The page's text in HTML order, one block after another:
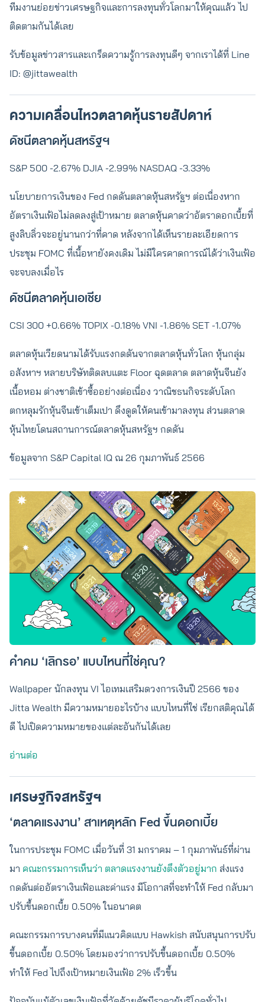
ทีมงานย่อยข่าวเศรษฐกิจและการลงทุนทั่วโลกมาให้คุณแล้ว ไป
ติดตามกันได้เลย
รับข้อมูลข่าวสารและเกร็ดความรู้การลงทุนดีๆ จากเราได้ที่ Line
ID: @jittawealth
ความเคลื่อนไหวตลาดหุ้นรายสัปดาห์
ดัชนีตลาดหุ้นสหรัฐฯ
S&P 500 -2.67% DJIA -2.99% NASDAQ -3.33%
นโยบายการเงินของ Fed กดดันตลาดหุ้นสหรัฐฯ ต่อเนื่องหาก
อัตราเงินเฟ้อไม่ลดลงสู่เป้าหมาย ตลาดหุ้นคาดว่าอัตราดอกเบี้ยที่
สูงลิบลิ่วจะอยู่นานกว่าที่คาด หลังจากได้เห็นรายละเอียดการ
ประชุม FOMC ที่เนื้อหายังคงเดิม ไม่มีใครคาดการณ์ได้ว่าเงินเฟ้อ
จะจบลงเมื่อไร
ดัชนีตลาดหุ้นเอเชีย
CSI 300 +0.66% TOPIX -0.18% VNI -1.86% SET -1.07%
ตลาดหุ้นเวียดนามได้รับแรงกดดันจากตลาดหุ้นทั่วโลก หุ้นกลุ่ม
อสังหาฯ หลายบริษัทติดลบแตะ Floor ฉุดตลาด ตลาดหุ้นจีนยัง
เนื้อหอม ต่างชาติเข้าซื้ออย่างต่อเนื่อง วาณิชธนกิจระดับโลก
ตกหลุมรักหุ้นจีนเข้าเต็มเปา ดึงดูดให้คนเข้ามาลงทุน ส่วนตลาด
หุ้นไทยโดนสถานการณ์ตลาดหุ้นสหรัฐฯ กดดัน
ข้อมูลจาก S&P Capital IQ ณ 26 กุมภาพันธ์ 2566
คำคม ‘เลิกรอ’ แบบไหนที่ใช่คุณ?
Wallpaper นักลงทุน VI ไอเทมเสริมดวงการเงินปี 2566 ของ
Jitta Wealth มีความหมายอะไรบ้าง แบบไหนที่ใช่ เรียกสติคุณได้
ดี ไปเปิดความหมายของแต่ละอันกันได้เลย
อ่านต่อ
เศรษฐกิจสหรัฐฯ
‘ตลาดแรงงาน’ สาเหตุหลัก Fed ขึ้นดอกเบี้ย
ในการประชุม FOMC เมื่อวันที่ 31 มกราคม – 1 กุมภาพันธ์ที่ผ่าน
มา คณะกรรมการเห็นว่า ตลาดแรงงานยังตึงตัวอยู่มาก ส่งแรง
กดดันต่ออัตราเงินเฟ้อและค่าแรง มีโอกาสที่จะทำให้ Fed กลับมา
ปรับขึ้นดอกเบี้ย 0.50% ในอนาคต
คณะกรรมการบางคนที่มีแนวคิดแบบ Hawkish สนับสนุนการปรับ
ขึ้นดอกเบี้ย 0.50% โดยมองว่าการปรับขึ้นดอกเบี้ย 0.50%
ทำให้ Fed ไปถึงเป้าหมายเงินเฟ้อ 2% เร็วขึ้น